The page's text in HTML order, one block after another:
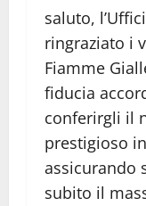
saluto,
ringraziato i
Fiamme
fiducia
conferirgli il
prestigioso
assicurando
subito il